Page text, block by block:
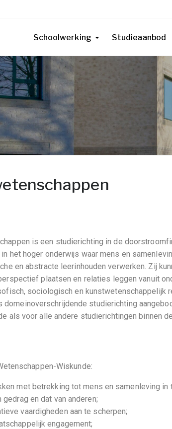
Schoolwerking Studieaanbod
is een studierichting in de
het hoger onderwijs waar mens en
en abstracte leerinhouden verwerken. Zij
plaatsen en relaties leggen vanuit
sociologisch en kunstwetenschappelijk
domeinoverschrijdende studierichting
als voor alle andere studierichtingen binnen
Wiskunde:
met betrekking tot mens en samenleving in
en dat van anderen;
vaardigheden aan te scherpen;
engagement;